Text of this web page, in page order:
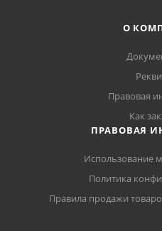
О
Правовая
Как
ПРАВОВАЯ
Использование
Политика
Правила продажи